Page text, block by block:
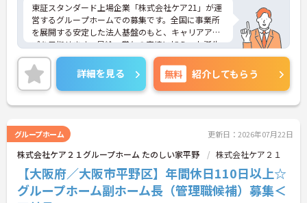
東証スタンダード上場企業「株式会社ケア21」が運
営するグループホームでの募集です。全国に事業所
を展開する安定した法人基盤のもと、キャリアアッ
プを目指せます。昇給・賞与の実績に加え、お誕生
日プレゼントや各種割引が利用できる組合制度な
ど、手厚い福利厚生も魅力。定年制を撤廃している
ため、腰を据えて長くご活躍いただけます。これま
での経験を活かして施設運営や人材育成に挑戦した
い方、チームで何かを創り上げるのが好きな方にお
すので、お気軽にお問い合わせください。
詳細を見る 無料 紹介してもらう
グループホーム 更新日：2026年07月22日
株式会社ケア２１グループホーム たのしい家平野 株式会社ケア２１
【大阪府／大阪市平野区】年間休日110日以上☆
グループホーム副ホーム長（管理職候補）募集＜